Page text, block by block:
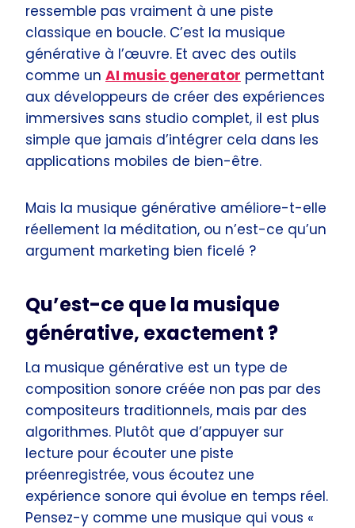
ressemble pas vraiment à une piste
classique en boucle. C’est la musique
générative à l’œuvre. Et avec des outils
comme un AI music generator permettant
aux développeurs de créer des expériences
immersives sans studio complet, il est plus
simple que jamais d’intégrer cela dans les
applications mobiles de bien-être.
Mais la musique générative améliore-t-elle
réellement la méditation, ou n’est-ce qu’un
argument marketing bien ficelé ?
Qu’est-ce que la musique
générative, exactement ?
La musique générative est un type de
composition sonore créée non pas par des
compositeurs traditionnels, mais par des
algorithmes. Plutôt que d’appuyer sur
lecture pour écouter une piste
préenregistrée, vous écoutez une
expérience sonore qui évolue en temps réel.
Pensez-y comme une musique qui vous «